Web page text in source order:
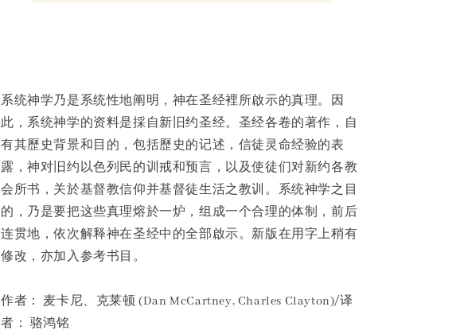
系统神学乃是系统性地阐明，神在圣经裡所啟示的真理。因
此，系统神学的资料是採自新旧约圣经。圣经各卷的著作，自
有其歷史背景和目的，包括歷史的记述，信徒灵命经验的表
露，神对旧约以色列民的训戒和预言，以及使徒们对新约各教
会所书，关於基督教信仰并基督徒生活之教训。系统神学之目
的，乃是要把这些真理熔於一炉，组成一个合理的体制，前后
连贯地，依次解释神在圣经中的全部啟示。新版在用字上稍有
修改，亦加入参考书目。
作者： 麦卡尼、克莱顿 (Dan McCartney, Charles Clayton)/译
者： 骆鸿铭